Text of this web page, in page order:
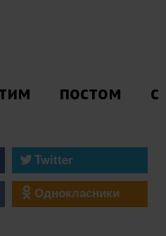
постом с
Twitter
Однокласники